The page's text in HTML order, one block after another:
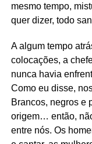
mesmo tempo,
quer dizer, todo
A algum tempo
colocações, a
nunca havia
Como eu disse,
Brancos, negros e
origem… então,
entre nós. Os